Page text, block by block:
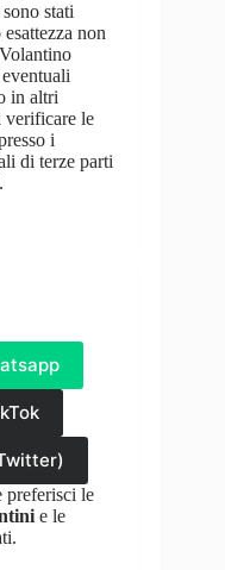
stati
non
in altri
verificare le
i
di terze parti
preferisci le
e le